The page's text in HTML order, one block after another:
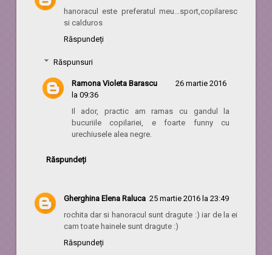
hanoracul este preferatul meu...sport,copilaresc
si calduros
Răspundeți
Răspunsuri
Ramona Violeta Barascu
26 martie 2016
la 09:36
Il ador, practic am ramas cu gandul la
bucuriile copilariei, e foarte funny cu
urechiusele alea negre.
Răspundeți
Gherghina Elena Raluca 25 martie 2016 la 23:49
rochita dar si hanoracul sunt dragute :) iar de la ei
cam toate hainele sunt dragute :)
Răspundeți